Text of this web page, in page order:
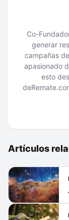
Co-
generar
campañas
apasionado
esto
Artículos